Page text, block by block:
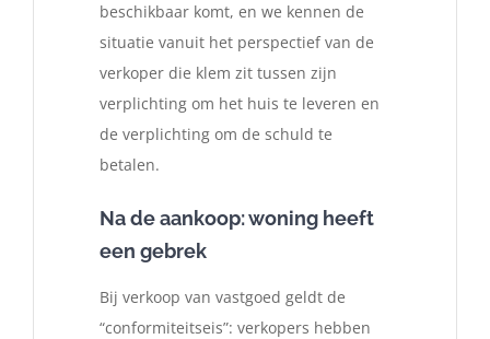
beschikbaar komt, en we kennen de
situatie vanuit het perspectief van de
verkoper die klem zit tussen zijn
verplichting om het huis te leveren en
de verplichting om de schuld te
betalen.
Na de aankoop: woning heeft
een gebrek
Bij verkoop van vastgoed geldt de
“conformiteitseis”: verkopers hebben